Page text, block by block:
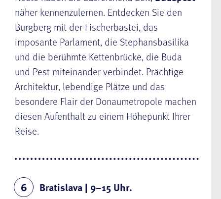
näher kennenzulernen. Entdecken Sie den
Burgberg mit der Fischerbastei, das
imposante Parlament, die Stephansbasilika
und die berühmte Kettenbrücke, die Buda
und Pest miteinander verbindet. Prächtige
Architektur, lebendige Plätze und das
besondere Flair der Donaumetropole machen
diesen Aufenthalt zu einem Höhepunkt Ihrer
Reise.
6
Bratislava | 9–15 Uhr.